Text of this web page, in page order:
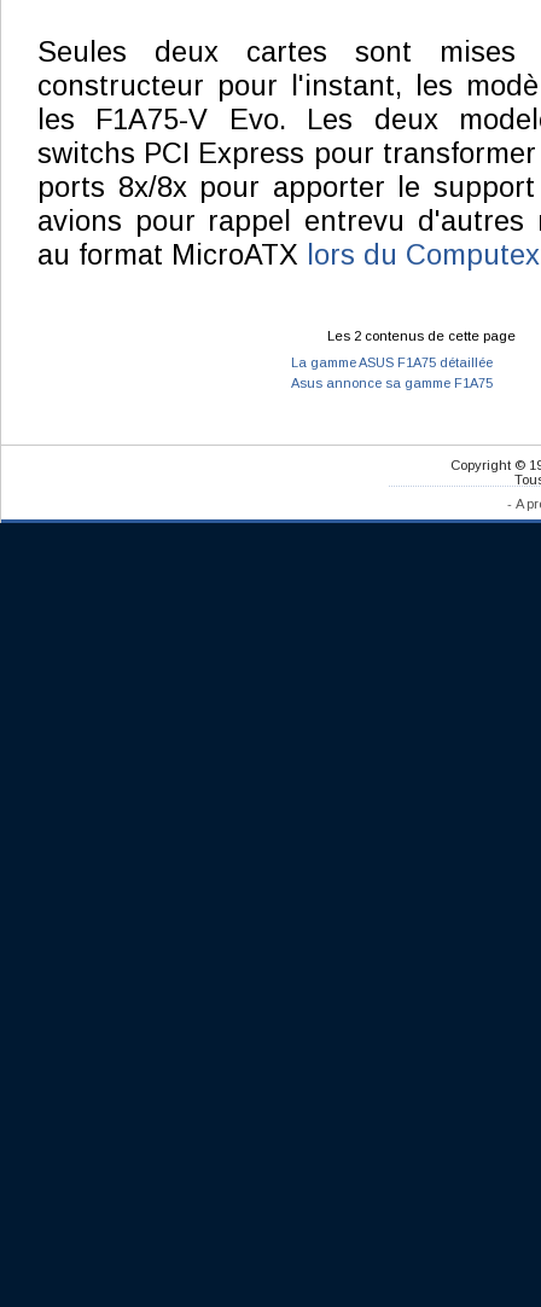
Seules deux cartes sont
constructeur pour l'instant, les
les F1A75-V Evo. Les deux
switchs PCI Express pour
ports 8x/8x pour apporter le
avions pour rappel entrevu d'autres
au format MicroATX lors du
Les 2 contenus de cette page
La gamme ASUS F1A75 détaillée
Asus annonce sa gamme F1A75
Copyright ©
- A